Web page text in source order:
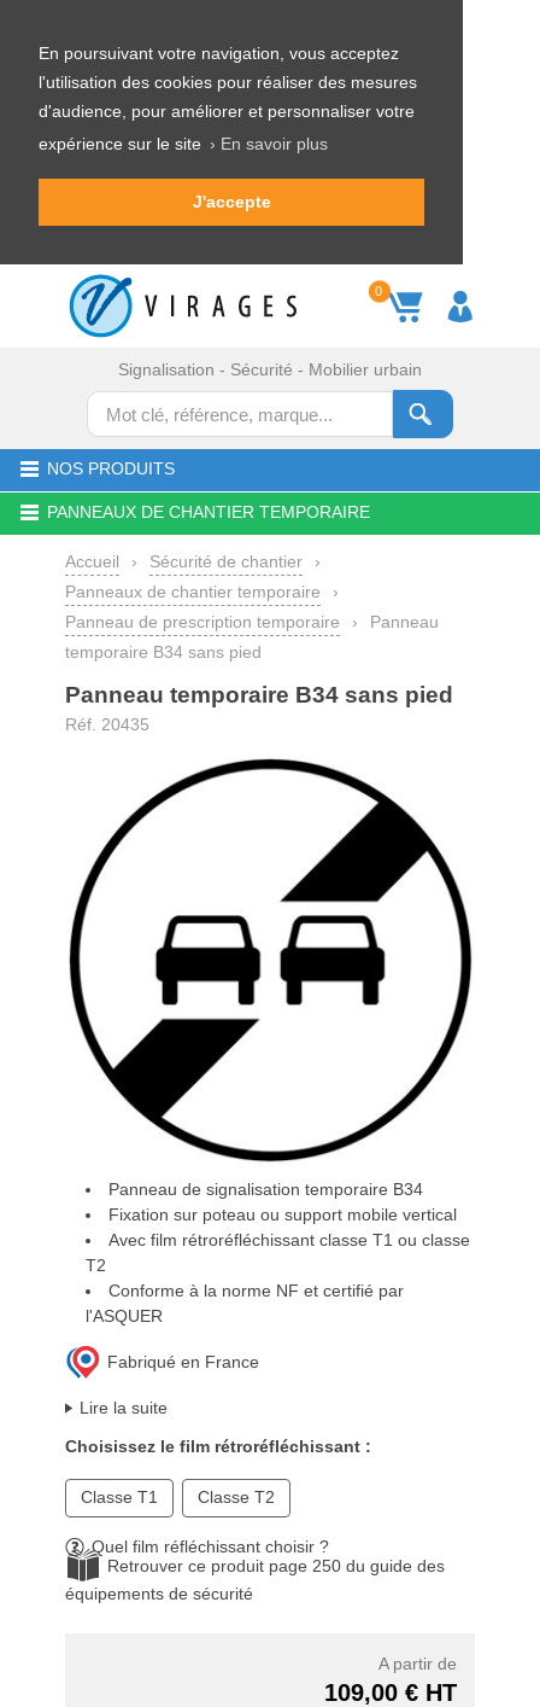
En poursuivant votre navigation, vous acceptez
l'utilisation des cookies pour réaliser des mesures
d'audience, pour améliorer et personnaliser votre
expérience sur le site › En savoir plus
J'accepte
0
Signalisation - Sécurité - Mobilier urbain
NOS PRODUITS
PANNEAUX DE CHANTIER TEMPORAIRE
Accueil › Sécurité de chantier
›
Panneaux de chantier temporaire
›
Panneau de prescription temporaire
›
Panneau
temporaire B34 sans pied
Panneau temporaire B34 sans pied
Réf. 20435
Panneau de signalisation temporaire B34
Fixation sur poteau ou support mobile vertical
Avec film rétroréfléchissant classe T1 ou classe
T2
Conforme à la norme NF et certifié par
l'ASQUER
Fabriqué en France
Lire la suite
Choisissez le film rétroréfléchissant :
Classe T1 Classe T2
Quel film réfléchissant choisir ?
Retrouver ce produit page 250 du guide des
équipements de sécurité
A partir de
109,00 € HT